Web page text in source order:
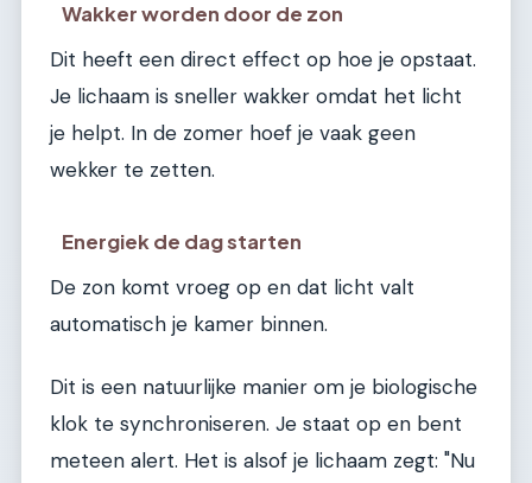
Wakker worden door de zon
Dit heeft een direct effect op hoe je opstaat.
Je lichaam is sneller wakker omdat het licht
je helpt. In de zomer hoef je vaak geen
wekker te zetten.
Energiek de dag starten
De zon komt vroeg op en dat licht valt
automatisch je kamer binnen.
Dit is een natuurlijke manier om je biologische
klok te synchroniseren. Je staat op en bent
meteen alert. Het is alsof je lichaam zegt: "Nu